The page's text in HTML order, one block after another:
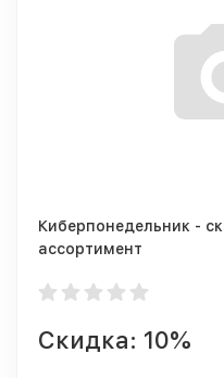
Киберпонедельник -
ассортимент
Скидка: 10%